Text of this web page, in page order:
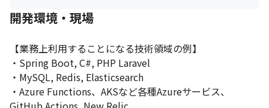
開発環境・現場
【業務上利用することになる技術領域の例】
・Spring Boot, C#, PHP Laravel
・MySQL, Redis, Elasticsearch
・Azure Functions、AKSなど各種Azureサービス、